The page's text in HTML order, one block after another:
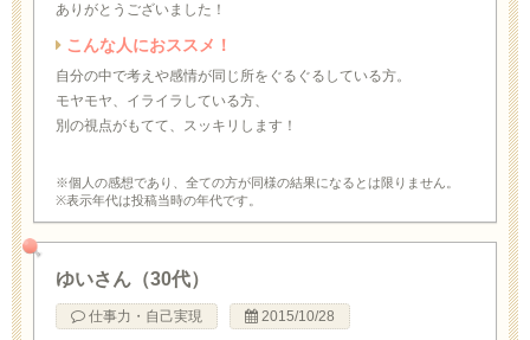
ありがとうございました！
こんな人におススメ！
自分の中で考えや感情が同じ所をぐるぐるしている方。
モヤモヤ、イライラしている方、
別の視点がもてて、スッキリします！
※個人の感想であり、全ての方が同様の結果になるとは限りません。
※表示年代は投稿当時の年代です。
ゆいさん（30代）
仕事力・自己実現 2015/10/28